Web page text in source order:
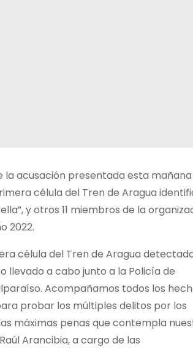
la acusación presentada esta
célula del Tren de Aragua
y otros 11 miembros de la
2022.
célula del Tren de Aragua
llevado a cabo junto a la Policía de
Acompañamos todos los
probar los múltiples delitos por los
máximas penas que contempla
Arancibia, a cargo de las